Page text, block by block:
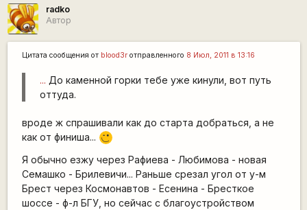
radko
Автор
Цитата сообщения от blood3rотправленного 8 Июл, 2011 в 13:16
... До каменной горки тебе уже кинули, вот путь
оттуда.
вроде ж спрашивали как до старта добраться, а не
как от финиша... ,-)
Я обычно езжу через Рафиева - Любимова - новая
Семашко - Брилевичи... Раньше срезал угол от у-м
Брест через Космонавтов - Есенина - Бресткое
шоссе - ф-л БГУ, но сейчас с благоустройством